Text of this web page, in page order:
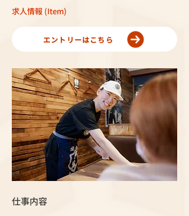
求人情報 (Item)
エントリーはこちら
仕事内容